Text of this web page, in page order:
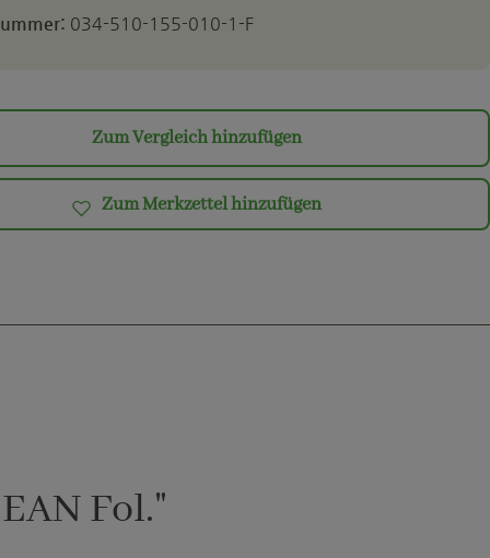
034-510-155-010-1-F
Zum Vergleich hinzufügen
Zum Merkzettel hinzufügen
Fol."